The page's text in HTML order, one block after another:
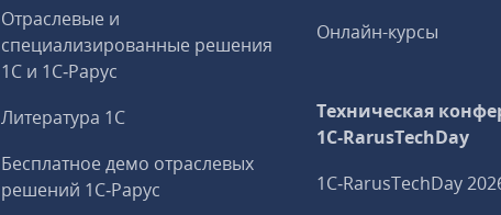
Отраслевые и
специализированные решения
1С и 1С‑Рарус
Литература 1С
Бесплатное демо отраслевых
решений 1С‑Рарус
Онлайн-курсы
Техническая
1C‑RarusTechDay
1C‑RarusTechDay